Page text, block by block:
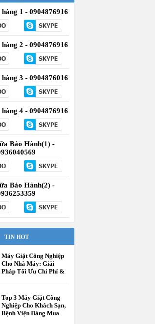
1 - 0904876916
2 - 0904876916
3 - 0904876016
4 - 0904876916
Bảo Hành(1) -
Bảo Hành(2) -
TIN HOT
Máy Giặt Công Nghiệp
Cho Nhà Máy: Giải
Pháp Tối Ưu Chi Phí &
Top 3 Máy Giặt Công
Nghiệp Cho Khách Sạn,
Bệnh Viện Đáng Mua